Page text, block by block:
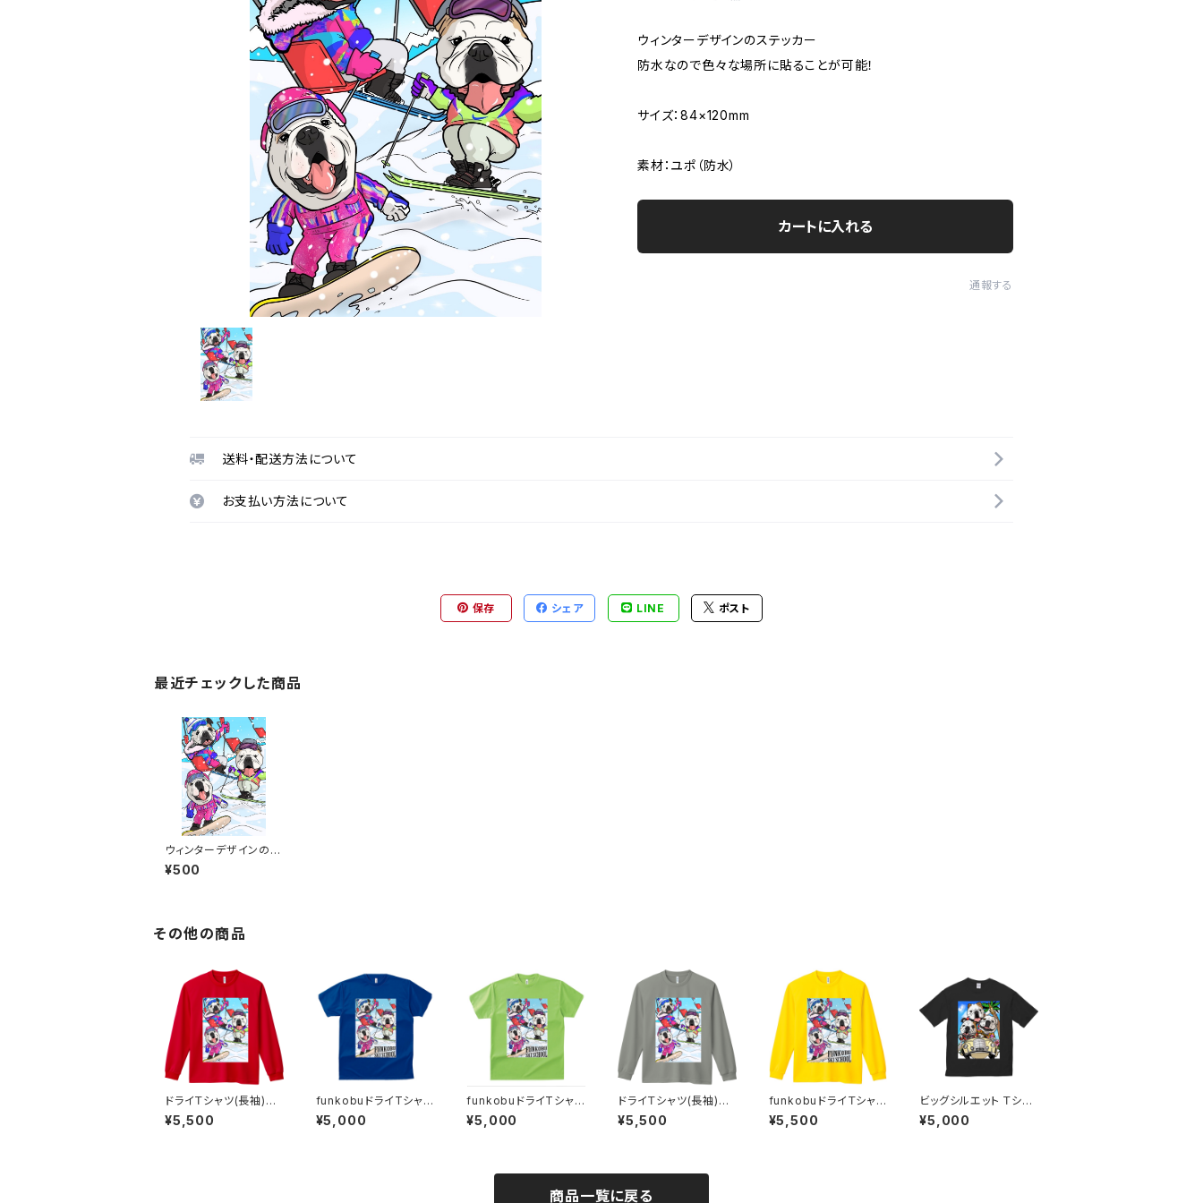
ウィンターデザインのステッカー
防水なので色々な場所に貼ることが可能！
サイズ：84×120mm
素材：ユポ（防水）
カートに入れる
通報する
送料・配送方法について
お支払い方法について
保存 シェア LINE ポスト
最近チェックした商品
ウィンターデザインのス
テッカー
¥500
その他の商品
ドライＴシャツ(長袖)ウ
ィンター（レッド）
¥5,500
funkobuドライTシャツ
（半袖）（ロイヤルブル
ー）
¥5,000
funkobuドライTシャツ
（半袖）（ライム）
¥5,000
ドライＴシャツ(長袖)ウ
ィンター（グレー）
¥5,500
funkobuドライＴシャツ
(長袖)ウィンター（デイ
ジー）
¥5,500
ビッグシルエット Ｔシャ
ツ（半袖）サマー（ブラッ
ク）
¥5,000
商品一覧に戻る